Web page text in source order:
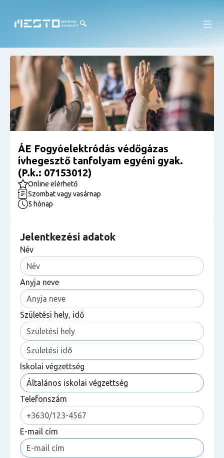
ÁE Fogyóelektródás védőgázas
ívhegesztő tanfolyam egyéni gyak.
(P.k.: 07153012)
Online elérhető
Szombat vagy vasárnap
5 hónap
Jelentkezési adatok
Név
Anyja neve
Születési hely, idő
Iskolai végzettség
Telefonszám
E-mail cím